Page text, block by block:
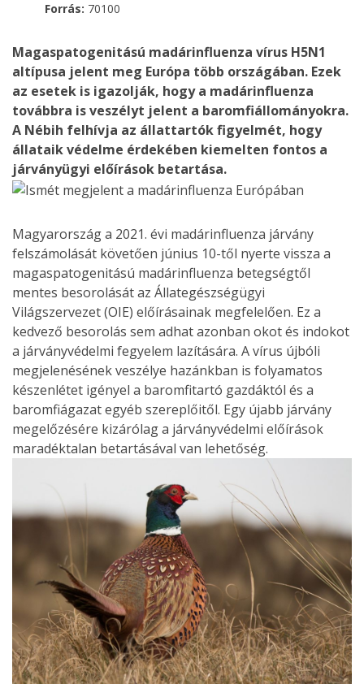
Forrás: 70100
Magaspatogenitású madárinfluenza vírus H5N1
altípusa jelent meg Európa több országában. Ezek
az esetek is igazolják, hogy a madárinfluenza
továbbra is veszélyt jelent a baromfiállományokra.
A Nébih felhívja az állattartók figyelmét, hogy
állataik védelme érdekében kiemelten fontos a
járványügyi előírások betartása.
Magyarország a 2021. évi madárinfluenza járvány
felszámolását követően június 10-től nyerte vissza a
magaspatogenitású madárinfluenza betegségtől
mentes besorolását az Állategészségügyi
Világszervezet (OIE) előírásainak megfelelően. Ez a
kedvező besorolás sem adhat azonban okot és indokot
a járványvédelmi fegyelem lazítására. A vírus újbóli
megjelenésének veszélye hazánkban is folyamatos
készenlétet igényel a baromfitartó gazdáktól és a
baromfiágazat egyéb szereplőitől. Egy újabb járvány
megelőzésére kizárólag a járványvédelmi előírások
maradéktalan betartásával van lehetőség.